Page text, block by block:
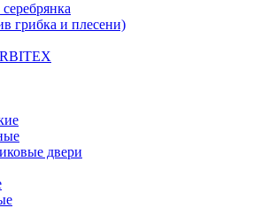
грибка и плесени)
двери